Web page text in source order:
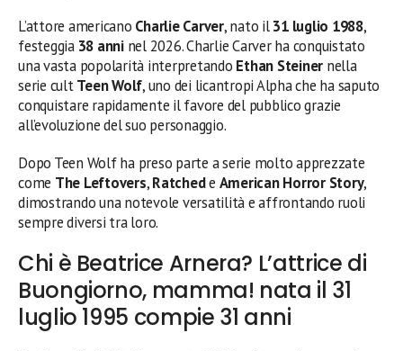
L’attore americano Charlie Carver, nato il31 luglio 1988,
festeggia 38 anninel 2026. Charlie Carver ha conquistato
una vasta popolarità interpretando Ethan Steiner nella
serie cultTeen Wolf, uno dei licantropi Alpha che ha saputo
conquistare rapidamente il favore del pubblico grazie
all’evoluzione del suo personaggio.
Dopo Teen Wolf ha preso parte a serie molto apprezzate
come The Leftovers,Ratchede American Horror Story,
dimostrando una notevole versatilità e affrontando ruoli
sempre diversi tra loro.
Chi è Beatrice Arnera? L’attrice di
Buongiorno, mamma! nata il 31
luglio 1995 compie 31 anni